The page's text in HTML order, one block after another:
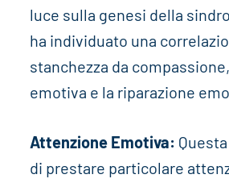
luce sulla genesi della
ha individuato una
stanchezza da
emotiva e la riparazione
Attenzione Emotiva:
di prestare particolare